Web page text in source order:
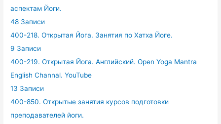
аспектам Йоги.
48 Записи
400-218. Открытая Йога. Занятия по Хатха Йоге.
9 Записи
400-219. Открытая Йога. Английский. Open Yoga Mantra
English Channal. YouTube
13 Записи
400-850. Открытые занятия курсов подготовки
преподавателей йоги.